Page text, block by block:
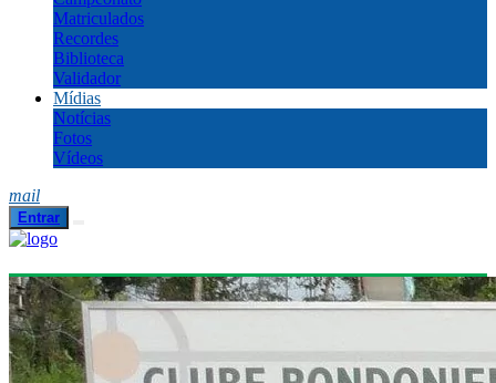
Matriculados
Recordes
Biblioteca
Validador
Mídias
Notícias
Fotos
Vídeos
mail
Entrar